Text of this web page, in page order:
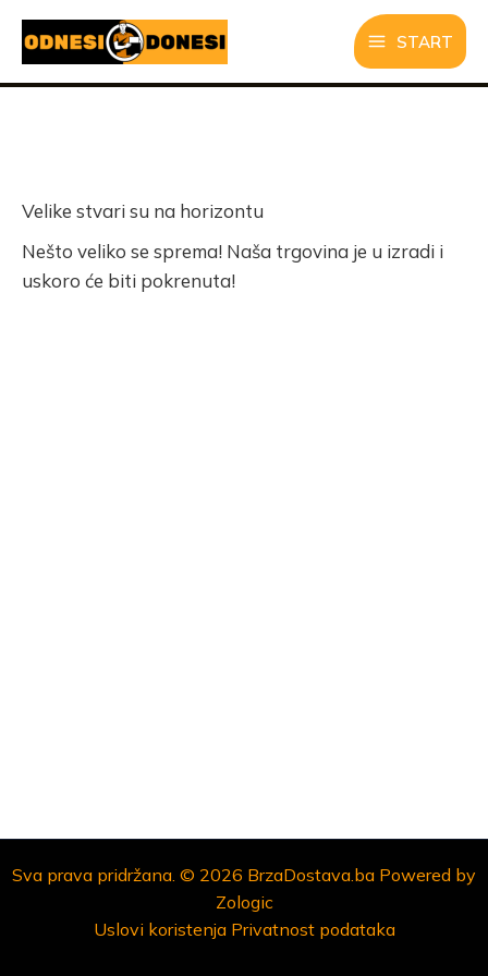
START
Velike stvari su na horizontu
Nešto veliko se sprema! Naša trgovina je u izradi i
uskoro će biti pokrenuta!
Sva prava pridržana. © 2026 BrzaDostava.ba Powered by
Zologic
Uslovi koristenja Privatnost podataka